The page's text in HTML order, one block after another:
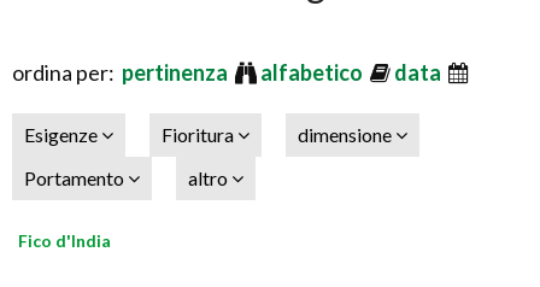
ordina per: pertinenza alfabetico data
Esigenze Fioritura
dimensione
Portamento
altro
Fico d'India